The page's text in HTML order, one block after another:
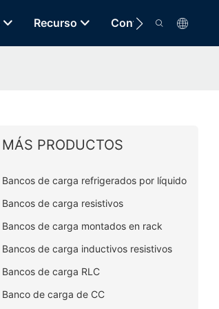
Recurso Contacto
MÁS PRODUCTOS
Bancos de carga refrigerados por líquido
Bancos de carga resistivos
Bancos de carga montados en rack
Bancos de carga inductivos resistivos
Bancos de carga RLC
Banco de carga de CC